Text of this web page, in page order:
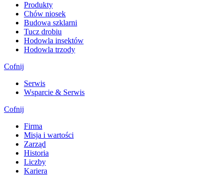
Produkty
Chów niosek
Budowa szklarni
Tucz drobiu
Hodowla insektów
Hodowla trzody
Cofnij
Serwis
Wsparcie & Serwis
Cofnij
Firma
Misja i wartości
Zarząd
Historia
Liczby
Kariera